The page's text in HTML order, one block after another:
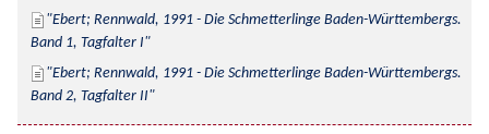
Ebert; Rennwald, 1991 - Die Schmetterlinge Baden-Württembergs.
Band 1, Tagfalter I
Ebert; Rennwald, 1991 - Die Schmetterlinge Baden-Württembergs.
Band 2, Tagfalter II